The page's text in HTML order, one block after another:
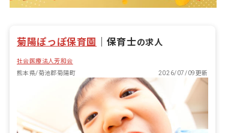
菊陽ぽっぽ保育園 保育士の求人
社会医療法人芳和会
熊本県/菊池郡菊陽町
2026/07/09更新